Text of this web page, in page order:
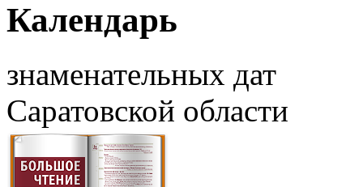
Календарь
знаменательных дат
Саратовской области